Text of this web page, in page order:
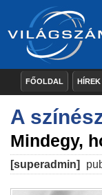
FŐOLDAL HÍREK
A
Mindegy,
[superadmin]